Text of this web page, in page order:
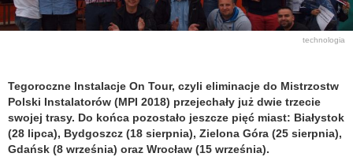
technologia
Tegoroczne Instalacje On Tour, czyli eliminacje do Mistrzostw
Polski Instalatorów (MPI 2018) przejechały już dwie trzecie
swojej trasy. Do końca pozostało jeszcze pięć miast: Białystok
(28 lipca), Bydgoszcz (18 sierpnia), Zielona Góra (25 sierpnia),
Gdańsk (8 września) oraz Wrocław (15 września).